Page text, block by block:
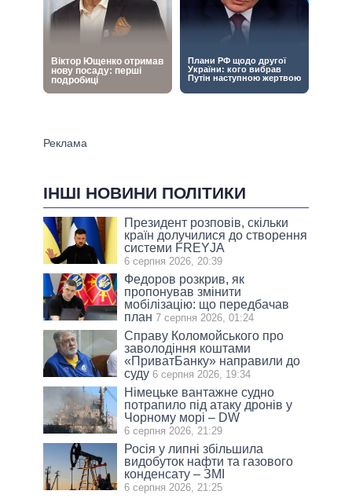
ІНШІ НОВИНИ ПОЛІТИКИ
Президент розповів, скільки
країн долучилися до створення
системи FREYJA
6 серпня 2026, 20:39
Федоров розкрив, як
пропонував змінити
мобілізацію: що передбачав
план 7 серпня 2026, 01:24
Справу Коломойського про
заволодіння коштами
«ПриватБанку» направили до
суду 6 серпня 2026, 19:34
Німецьке вантажне судно
потрапило під атаку дронів у
Чорному морі – DW
6 серпня 2026, 21:29
Росія у липні збільшила
видобуток нафти та газового
конденсату – ЗМІ
6 серпня 2026, 21:25